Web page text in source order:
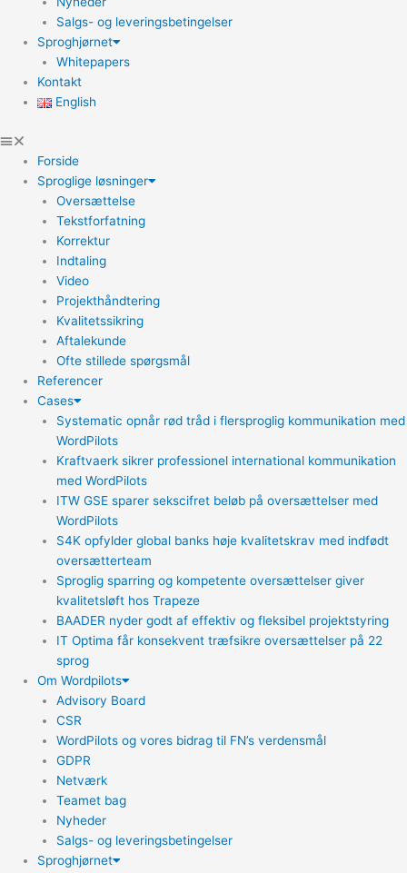
Salgs- og leveringsbetingelser
Sproghjørnet
Whitepapers
Kontakt
English
Forside
Sproglige løsninger
Oversættelse
Tekstforfatning
Korrektur
Indtaling
Video
Projekthåndtering
Kvalitetssikring
Aftalekunde
Ofte stillede spørgsmål
Referencer
Cases
Systematic opnår rød tråd i flersproglig kommunikation med
WordPilots
Kraftvaerk sikrer professionel international kommunikation
med WordPilots
ITW GSE sparer sekscifret beløb på oversættelser med
WordPilots
S4K opfylder global banks høje kvalitetskrav med indfødt
oversætterteam
Sproglig sparring og kompetente oversættelser giver
kvalitetsløft hos Trapeze
BAADER nyder godt af effektiv og fleksibel projektstyring
IT Optima får konsekvent træfsikre oversættelser på 22
sprog
Om Wordpilots
Advisory Board
CSR
WordPilots og vores bidrag til FN’s verdensmål
GDPR
Netværk
Teamet bag
Nyheder
Salgs- og leveringsbetingelser
Sproghjørnet